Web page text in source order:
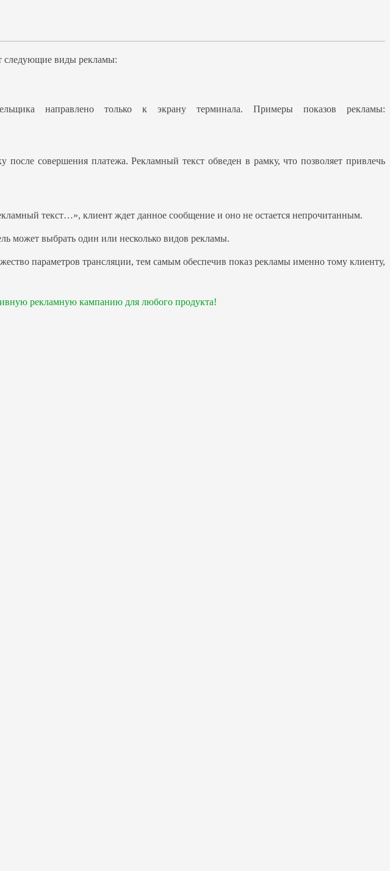
следующие виды рекламы:
направлено только к экрану терминала. Примеры показов рекламы:
совершения платежа. Рекламный текст обведен в рамку, что позволяет привлечь
текст…», клиент ждет данное сообщение и оно не остается непрочитанным.
может выбрать один или несколько видов рекламы.
параметров трансляции, тем самым обеспечив показ рекламы именно тому клиенту,
рекламную кампанию для любого продукта!